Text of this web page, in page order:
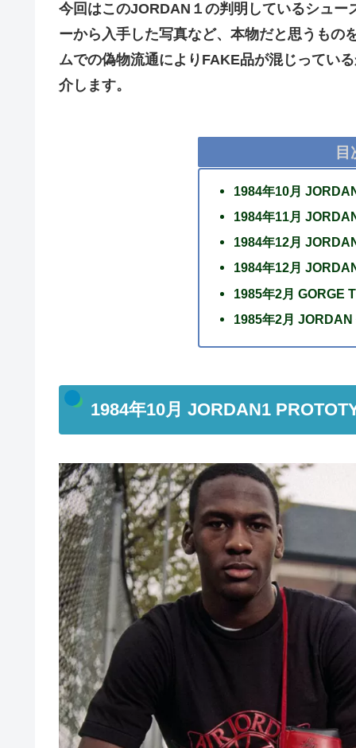
今回はこのJORDAN１の判明しているシュ
ーから入手した写真など、本物だと思うもの
ムでの偽物流通によりFAKE品が混じってい
介します。
目
1984年10月
1984年11月
1984年12月
1984年12月
1985年2月 GORGE
1985年2月 JORDAN
1984年10月 JORDAN1